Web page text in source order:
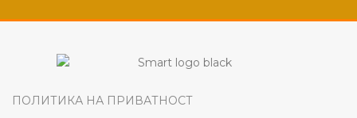
ПОЛИТИКА НА ПРИВАТНОСТ